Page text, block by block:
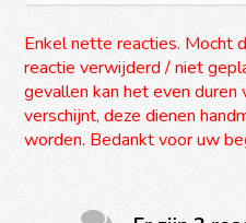
Enkel nette reacties. Mocht
reactie verwijderd / niet
gevallen kan het even duren
verschijnt, deze dienen
worden. Bedankt voor uw